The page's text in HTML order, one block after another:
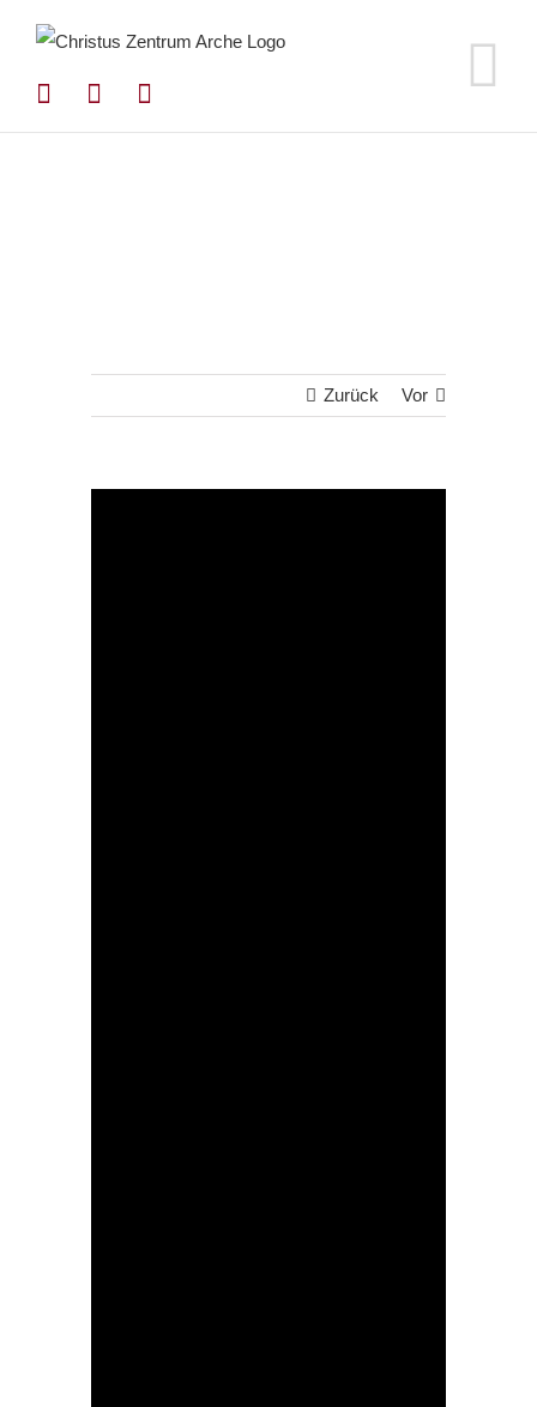
springen
Zurück Vor